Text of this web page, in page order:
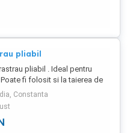
pliabil
pliabil . Ideal pentru
fi folosit si la taierea de
sau materiale plastice.
lamei 18 cm Panza este din
Constanta